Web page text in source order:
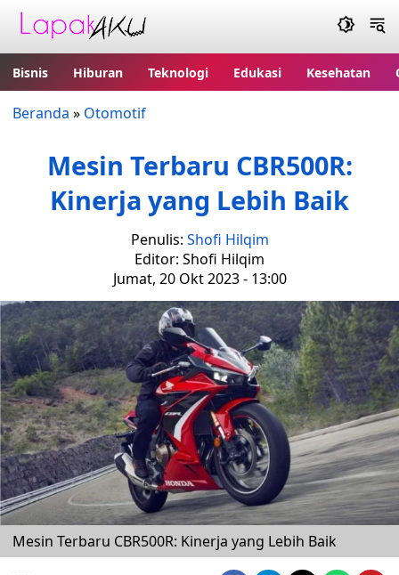
Bisnis Hiburan Teknologi Edukasi Kesehatan
Beranda » Otomotif
Mesin Terbaru CBR500R:
Kinerja yang Lebih Baik
Penulis: Shofi Hilqim
Editor: Shofi Hilqim
Jumat, 20 Okt 2023 - 13:00
Mesin Terbaru CBR500R: Kinerja yang Lebih Baik